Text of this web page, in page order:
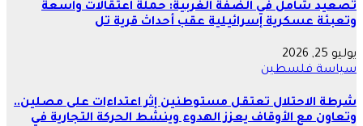
تصعيد شامل في الضفة الغربية: حملة اعتقالات واسعة
وتعبئة عسكرية إسرائيلية عقب أحداث قرية تل
يوليو 25, 2026
سياسةفلسطين
شرطة الاحتلال تعتقل مستوطنين إثر اعتداءات على مصلين..
وتعاون مع الأوقاف يعزز الهدوء وينشط الحركة التجارية في